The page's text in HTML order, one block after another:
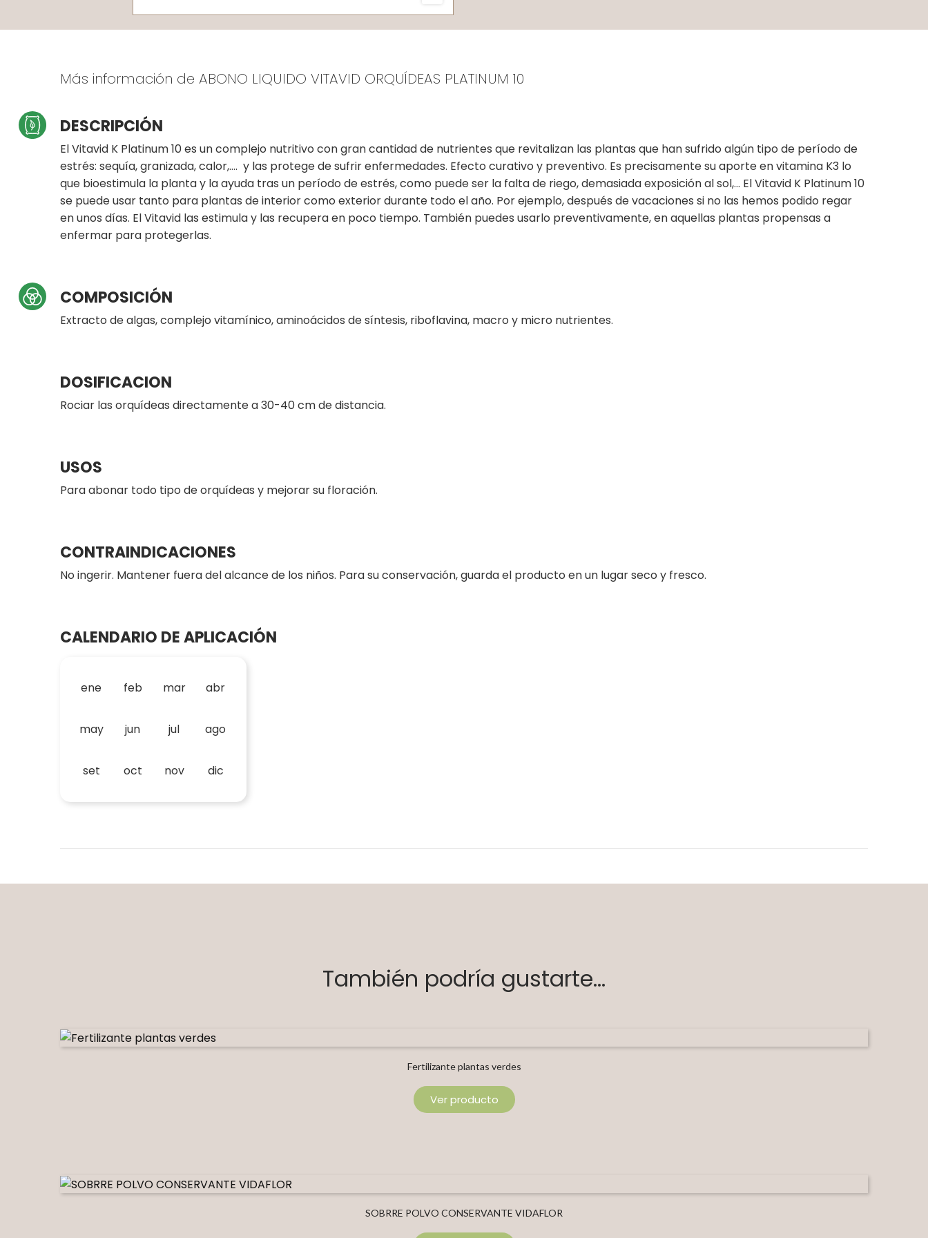
Más información de ABONO LIQUIDO VITAVID ORQUÍDEAS PLATINUM 10
DESCRIPCIÓN
El Vitavid K Platinum 10 es un complejo nutritivo con gran cantidad de nutrientes que revitalizan las plantas que han sufrido algún tipo de período de
estrés: sequía, granizada, calor,…. y las protege de sufrir enfermedades. Efecto curativo y preventivo. Es precisamente su aporte en vitamina K3 lo
que bioestimula la planta y la ayuda tras un período de estrés, como puede ser la falta de riego, demasiada exposición al sol,… El Vitavid K Platinum 10
se puede usar tanto para plantas de interior como exterior durante todo el año. Por ejemplo, después de vacaciones si no las hemos podido regar
en unos días. El Vitavid las estimula y las recupera en poco tiempo. También puedes usarlo preventivamente, en aquellas plantas propensas a
enfermar para protegerlas.
COMPOSICIÓN
Extracto de algas, complejo vitamínico, aminoácidos de síntesis, riboflavina, macro y micro nutrientes.
DOSIFICACION
Rociar las orquídeas directamente a 30-40 cm de distancia.
USOS
Para abonar todo tipo de orquídeas y mejorar su floración.
CONTRAINDICACIONES
No ingerir. Mantener fuera del alcance de los niños. Para su conservación, guarda el producto en un lugar seco y fresco.
CALENDARIO DE APLICACIÓN
ene feb mar abr
may jun jul ago
set oct nov dic
También podría gustarte...
Fertilizante plantas verdes
Ver producto
SOBRRE POLVO CONSERVANTE VIDAFLOR